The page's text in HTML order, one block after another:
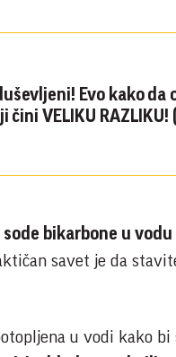
Evo kako da
čini VELIKU RAZLIKU!
bikarbone u
savet je da
u vodi kako bi